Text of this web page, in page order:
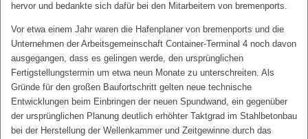
hervor und bedankte sich dafür bei den Mitarbeitern von bremenports.
Vor etwa einem Jahr waren die Hafenplaner von bremenports und die
Unternehmen der Arbeitsgemeinschaft Container-Terminal 4 noch davon
ausgegangen, dass es gelingen werde, den ursprünglichen
Fertigstellungstermin um etwa neun Monate zu unterschreiten. Als
Gründe für den großen Baufortschritt gelten neue technische
Entwicklungen beim Einbringen der neuen Spundwand, ein gegenüber
der ursprünglichen Planung deutlich erhöhter Taktgrad im Stahlbetonbau
bei der Herstellung der Wellenkammer und Zeitgewinne durch das